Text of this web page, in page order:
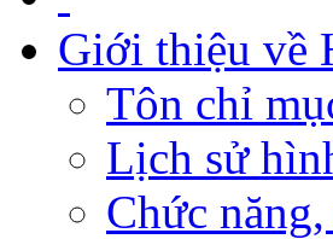
Giới thiệu về
Tôn chỉ
Lịch sử
Chức